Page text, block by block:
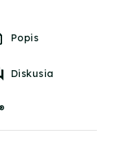
Popis
Diskusia